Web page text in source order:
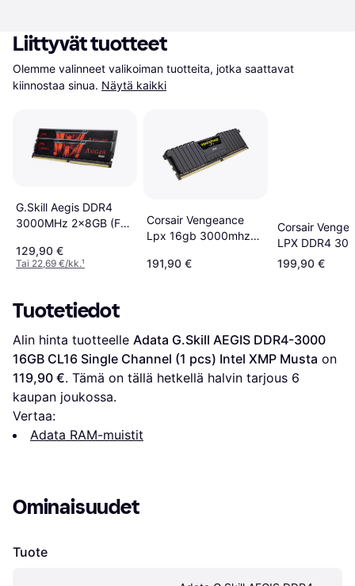
Liittyvät tuotteet
Olemme valinneet valikoiman tuotteita, jotka saattavat
kiinnostaa sinua. Näytä kaikki
G.Skill Aegis DDR4
3000MHz 2x8GB (F4-
129,90 €
Tai 22,69 €/kk.¹
Corsair Vengeance
Lpx 16gb 3000mhz
191,90 €
Corsair
LPX DDR4
2x8GB
199,90 €
Tuotetiedot
Alin hinta tuotteelle Adata G.Skill AEGIS DDR4-3000
16GB CL16 Single Channel (1 pcs) Intel XMP Musta
119,90 €. Tämä on tällä hetkellä halvin tarjous 6
kaupan joukossa.
Vertaa:
Adata RAM-muistit
Ominaisuudet
Tuote